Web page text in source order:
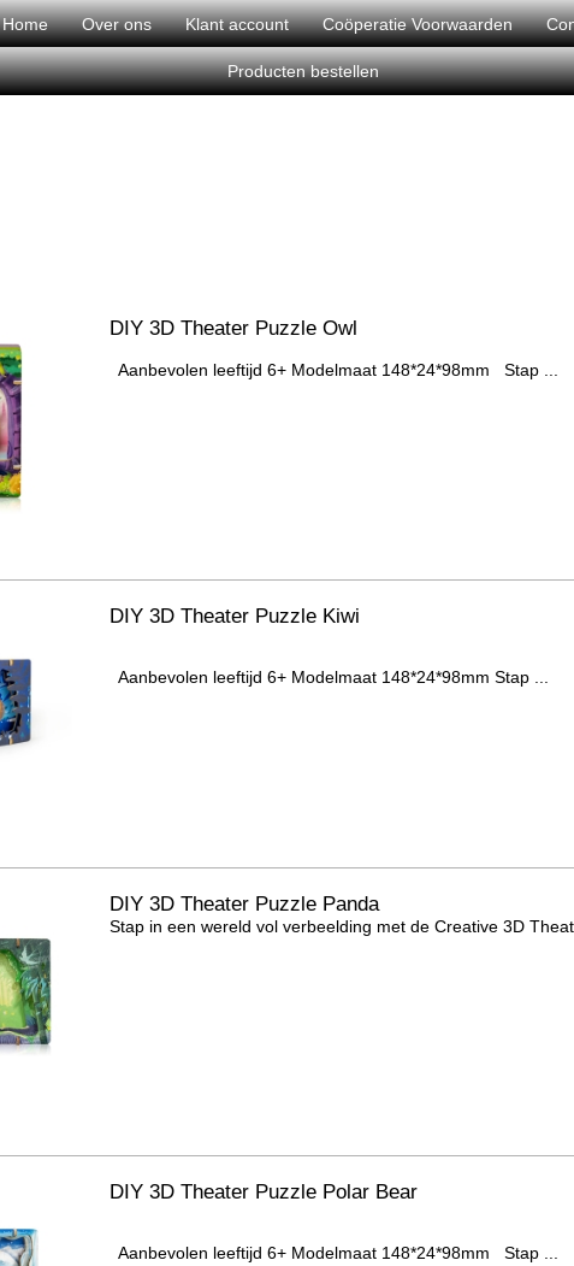
Home Over ons Klant account Coöperatie Voorwaarden
Producten bestellen
DIY 3D Theater Puzzle Owl
Aanbevolen leeftijd 6+ Modelmaat 148*24*98mm Stap ...
DIY 3D Theater Puzzle Kiwi
Aanbevolen leeftijd 6+ Modelmaat 148*24*98mm Stap ...
DIY 3D Theater Puzzle Panda
Stap in een wereld vol verbeelding met de Creative 3D
DIY 3D Theater Puzzle Polar Bear
Aanbevolen leeftijd 6+ Modelmaat 148*24*98mm Stap ...